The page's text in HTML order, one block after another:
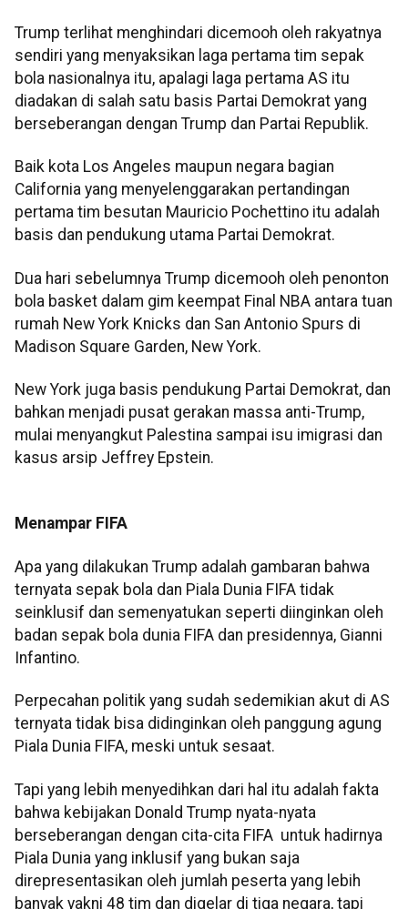
Trump terlihat menghindari dicemooh oleh rakyatnya
sendiri yang menyaksikan laga pertama tim sepak
bola nasionalnya itu, apalagi laga pertama AS itu
diadakan di salah satu basis Partai Demokrat yang
berseberangan dengan Trump dan Partai Republik.
Baik kota Los Angeles maupun negara bagian
California yang menyelenggarakan pertandingan
pertama tim besutan Mauricio Pochettino itu adalah
basis dan pendukung utama Partai Demokrat.
Dua hari sebelumnya Trump dicemooh oleh penonton
bola basket dalam gim keempat Final NBA antara tuan
rumah New York Knicks dan San Antonio Spurs di
Madison Square Garden, New York.
New York juga basis pendukung Partai Demokrat, dan
bahkan menjadi pusat gerakan massa anti-Trump,
mulai menyangkut Palestina sampai isu imigrasi dan
kasus arsip Jeffrey Epstein.
Menampar FIFA
Apa yang dilakukan Trump adalah gambaran bahwa
ternyata sepak bola dan Piala Dunia FIFA tidak
seinklusif dan semenyatukan seperti diinginkan oleh
badan sepak bola dunia FIFA dan presidennya, Gianni
Infantino.
Perpecahan politik yang sudah sedemikian akut di AS
ternyata tidak bisa didinginkan oleh panggung agung
Piala Dunia FIFA, meski untuk sesaat.
Tapi yang lebih menyedihkan dari hal itu adalah fakta
bahwa kebijakan Donald Trump nyata-nyata
berseberangan dengan cita-cita FIFA untuk hadirnya
Piala Dunia yang inklusif yang bukan saja
direpresentasikan oleh jumlah peserta yang lebih
banyak yakni 48 tim dan digelar di tiga negara, tapi